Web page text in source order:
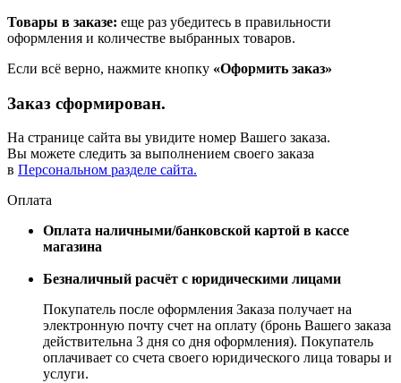
Товары в заказе: еще раз убедитесь в правильности
оформления и количестве выбранных товаров.
Если всё верно, нажмите кнопку «Оформить заказ»
Заказ сформирован.
На странице сайта вы увидите номер Вашего заказа.
Вы можете следить за выполнением своего заказа
в Персональном разделе сайта.
Оплата
Оплата наличными/банковской картой в кассе
магазина
Безналичный расчёт с юридическими лицами
Покупатель после оформления Заказа получает на
электронную почту счет на оплату (бронь Вашего заказа
действительна 3 дня со дня оформления). Покупатель
оплачивает со счета своего юридического лица товары и
услуги.